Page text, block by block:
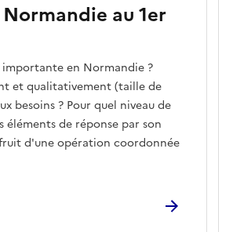
au 1er
importante en Normandie ?
et qualitativement (taille de
besoins ? Pour quel niveau de
éléments de réponse par son
d'une opération coordonnée